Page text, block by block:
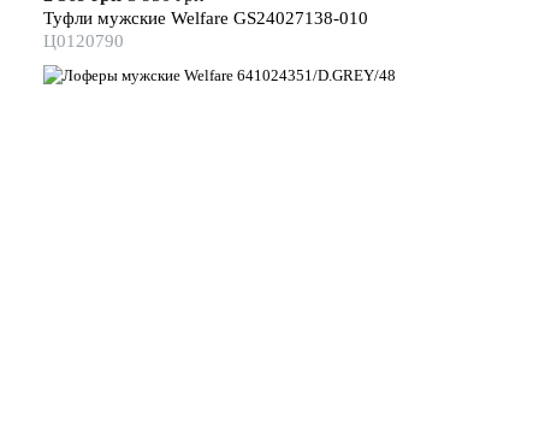
Туфли мужские Welfare GS24027138-010
Ц0120790